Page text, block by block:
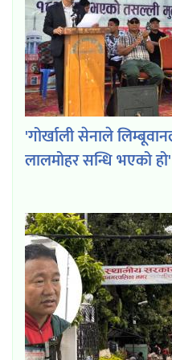
'गोर्खाली सेनाले
लालमोहर सन्धि भएको हो'